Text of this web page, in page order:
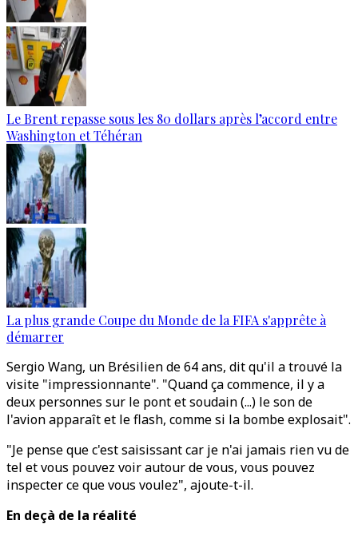
Le Brent repasse sous les 80 dollars après l’accord entre
Washington et Téhéran
La plus grande Coupe du Monde de la FIFA s'apprête à
démarrer
Sergio Wang, un Brésilien de 64 ans, dit qu'il a trouvé la
visite "impressionnante". "Quand ça commence, il y a
deux personnes sur le pont et soudain (...) le son de
l'avion apparaît et le flash, comme si la bombe explosait".
"Je pense que c'est saisissant car je n'ai jamais rien vu de
tel et vous pouvez voir autour de vous, vous pouvez
inspecter ce que vous voulez", ajoute-t-il.
En deçà de la réalité